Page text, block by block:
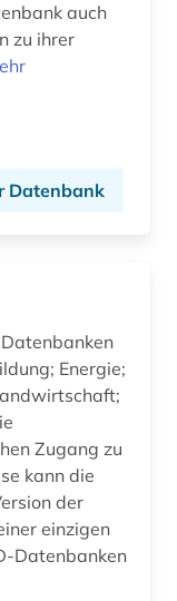
auch
zu ihrer
Datenbank
Zugang zu
kann die
der
einzigen
Datenbanken